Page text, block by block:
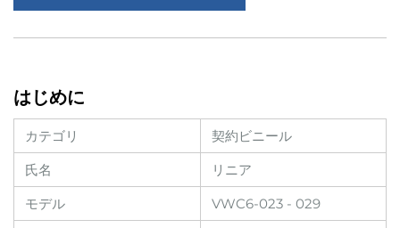
はじめに
カテゴリ
契約ビニール
氏名
リニア
モデル
VWC6-023 - 029